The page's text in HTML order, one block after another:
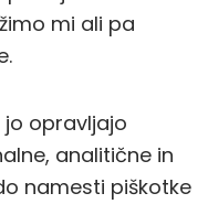
mi ali pa
jo opravljajo
analitične in
namesti piškotke